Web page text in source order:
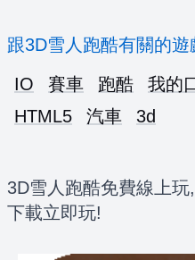
跟3D雪人跑酷有關的
IO
賽車 跑酷 我的
HTML5
汽車 3d
3D雪人跑酷免費線上
下載立即玩!